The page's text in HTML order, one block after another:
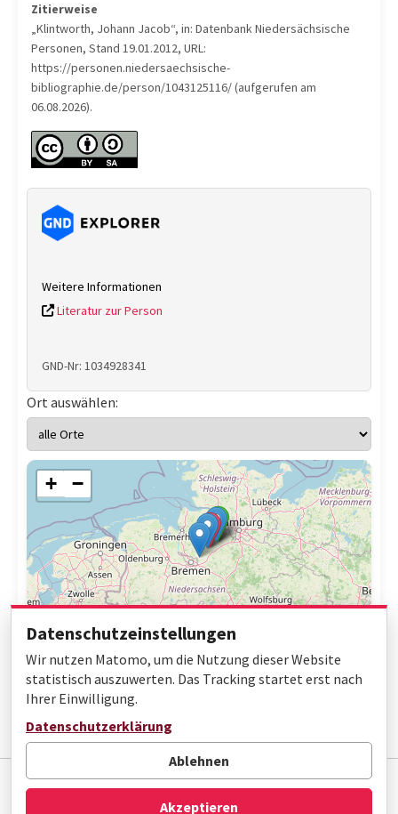
Zitierweise
„Klintworth, Johann Jacob“, in: Datenbank Niedersächsische
Personen, Stand 19.01.2012, URL:
https://personen.niedersaechsische-
bibliographie.de/person/1043125116/ (aufgerufen am
06.08.2026).
Weitere Informationen
Literatur zur Person
GND-Nr: 1034928341
Ort auswählen:
+ −
Impressum Datenschutz
Barrierefreiheit
© Gottfried Wilhelm Leibniz Bibliothek
Datenschutzeinstellungen
Wir nutzen Matomo, um die Nutzung dieser Website
statistisch auszuwerten. Das Tracking startet erst nach
Ihrer Einwilligung.
Datenschutzerklärung
Ablehnen
Akzeptieren